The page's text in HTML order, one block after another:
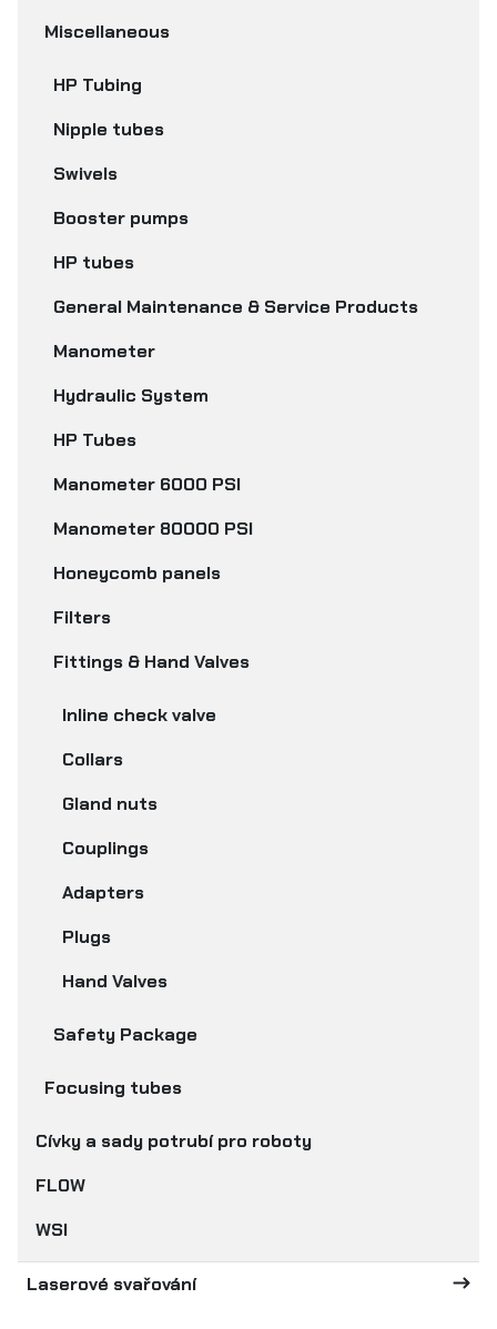
Miscellaneous
HP Tubing
Nipple tubes
Swivels
Booster pumps
HP tubes
General Maintenance & Service Products
Manometer
Hydraulic System
HP Tubes
Manometer 6000 PSI
Manometer 80000 PSI
Honeycomb panels
Filters
Fittings & Hand Valves
Inline check valve
Collars
Gland nuts
Couplings
Adapters
Plugs
Hand Valves
Safety Package
Focusing tubes
Cívky a sady potrubí pro roboty
FLOW
WSI
Laserové svařování